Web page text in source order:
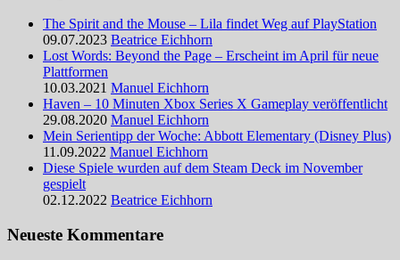
The Spirit and the Mouse – Lila findet Weg auf PlayStation
09.07.2023 Beatrice Eichhorn
Lost Words: Beyond the Page – Erscheint im April für neue
Plattformen
10.03.2021 Manuel Eichhorn
Haven – 10 Minuten Xbox Series X Gameplay veröffentlicht
29.08.2020 Manuel Eichhorn
Mein Serientipp der Woche: Abbott Elementary (Disney Plus)
11.09.2022 Manuel Eichhorn
Diese Spiele wurden auf dem Steam Deck im November
gespielt
02.12.2022 Beatrice Eichhorn
Neueste Kommentare